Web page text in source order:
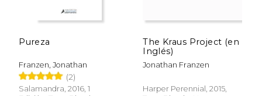
Pureza
Franzen, Jonathan
(2)
Salamandra, 2016, 1
The Kraus Project (en
Inglés)
Jonathan Franzen
Harper Perennial, 2015,